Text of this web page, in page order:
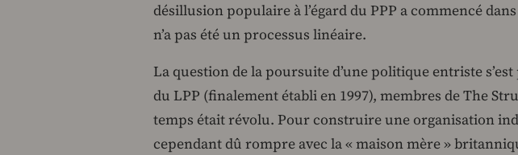
désillusion populaire à l’égard du PPP a commencé
n’a pas été un processus linéaire.
La question de la poursuite d’une politique entriste
du LPP (finalement établi en 1997), membres de The
temps était révolu. Pour construire une organisation
cependant dû rompre avec la « maison mère »